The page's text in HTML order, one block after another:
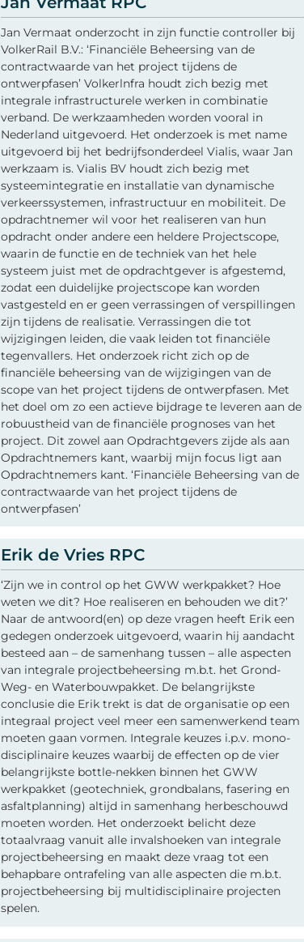
Jan Vermaat onderzocht in zijn functie controller bij
VolkerRail B.V.: ‘Financiële Beheersing van de
contractwaarde van het project tijdens de
ontwerpfasen’ Volkerlnfra houdt zich bezig met
integrale infrastructurele werken in combinatie
verband. De werkzaamheden worden vooral in
Nederland uitgevoerd. Het onderzoek is met name
uitgevoerd bij het bedrijfsonderdeel Vialis, waar Jan
werkzaam is. Vialis BV houdt zich bezig met
systeemintegratie en installatie van dynamische
verkeerssystemen, infrastructuur en mobiliteit. De
opdrachtnemer wil voor het realiseren van hun
opdracht onder andere een heldere Projectscope,
waarin de functie en de techniek van het hele
systeem juist met de opdrachtgever is afgestemd,
zodat een duidelijke projectscope kan worden
vastgesteld en er geen verrassingen of verspillingen
zijn tijdens de realisatie. Verrassingen die tot
wijzigingen leiden, die vaak leiden tot financiële
tegenvallers. Het onderzoek richt zich op de
financiële beheersing van de wijzigingen van de
scope van het project tijdens de ontwerpfasen. Met
het doel om zo een actieve bijdrage te leveren aan de
robuustheid van de financiële prognoses van het
project. Dit zowel aan Opdrachtgevers zijde als aan
Opdrachtnemers kant, waarbij mijn focus ligt aan
Opdrachtnemers kant. ‘Financiële Beheersing van de
contractwaarde van het project tijdens de
ontwerpfasen’
Erik de Vries RPC
‘Zijn we in control op het GWW werkpakket? Hoe
weten we dit? Hoe realiseren en behouden we dit?’
Naar de antwoord(en) op deze vragen heeft Erik een
gedegen onderzoek uitgevoerd, waarin hij aandacht
besteed aan – de samenhang tussen – alle aspecten
van integrale projectbeheersing m.b.t. het Grond-
Weg- en Waterbouwpakket. De belangrijkste
conclusie die Erik trekt is dat de organisatie op een
integraal project veel meer een samenwerkend team
moeten gaan vormen. Integrale keuzes i.p.v. mono-
disciplinaire keuzes waarbij de effecten op de vier
belangrijkste bottle-nekken binnen het GWW
werkpakket (geotechniek, grondbalans, fasering en
asfaltplanning) altijd in samenhang herbeschouwd
moeten worden. Het onderzoekt belicht deze
totaalvraag vanuit alle invalshoeken van integrale
projectbeheersing en maakt deze vraag tot een
behapbare ontrafeling van alle aspecten die m.b.t.
projectbeheersing bij multidisciplinaire projecten
spelen.